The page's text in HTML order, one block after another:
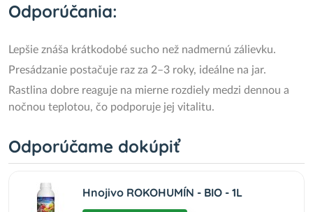
Odporúčania:
Lepšie znáša krátkodobé sucho než nadmernú zálievku.
Presádzanie postačuje raz za 2–3 roky, ideálne na jar.
Rastlina dobre reaguje na mierne rozdiely medzi dennou a
nočnou teplotou, čo podporuje jej vitalitu.
Odporúčame dokúpiť
Hnojivo ROKOHUMÍN - BIO - 1L